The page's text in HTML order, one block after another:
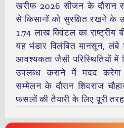
खरीफ 2026 सीजन के दौरान
से किसानों को सुरक्षित रखने के
1.74 लाख क्विंटल का राष्ट्रीय
यह भंडार विलंबित मानसून, लंबे
आवश्यकता जैसी परिस्थितियों में
उपलब्ध कराने में मदद
सम्मेलन के दौरान शिवराज
फसलों की तैयारी के लिए पूरी